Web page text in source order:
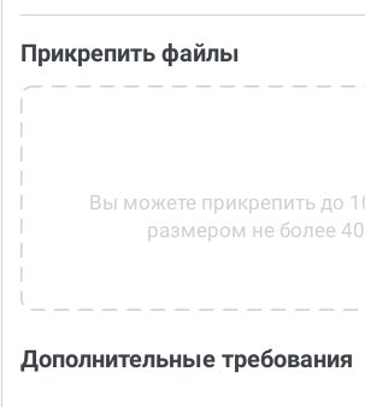
Прикрепить файлы
Вы можете прикрепить до
размером не более
Дополнительные требования